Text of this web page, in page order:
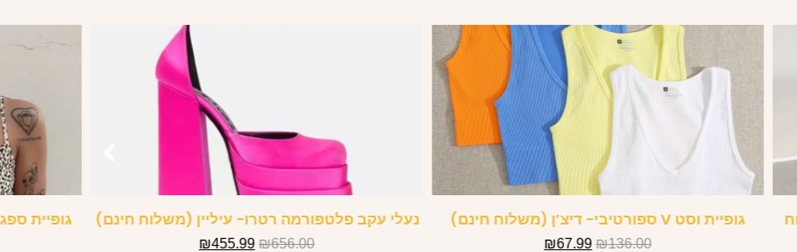
גופיית וסט V ספורטיבי- דיצ’ן (משלוח חינם)
₪136.00
₪67.99
נעלי עקב פלטפורמה רטרו- עיליין (משלוח חינם)
₪656.00
₪455.99